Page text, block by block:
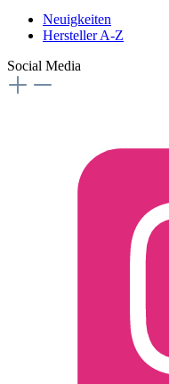
Neuigkeiten
Hersteller A-Z
Social Media